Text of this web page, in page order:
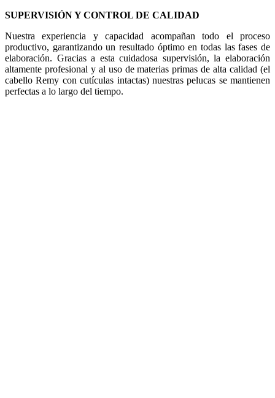
SUPERVISIÓN Y CONTROL DE CALIDAD
Nuestra experiencia y capacidad acompañan todo el proceso
productivo, garantizando un resultado óptimo en todas las fases de
elaboración. Gracias a esta cuidadosa supervisión, la elaboración
altamente profesional y al uso de materias primas de alta calidad (el
cabello Remy con cutículas intactas) nuestras pelucas se mantienen
perfectas a lo largo del tiempo.